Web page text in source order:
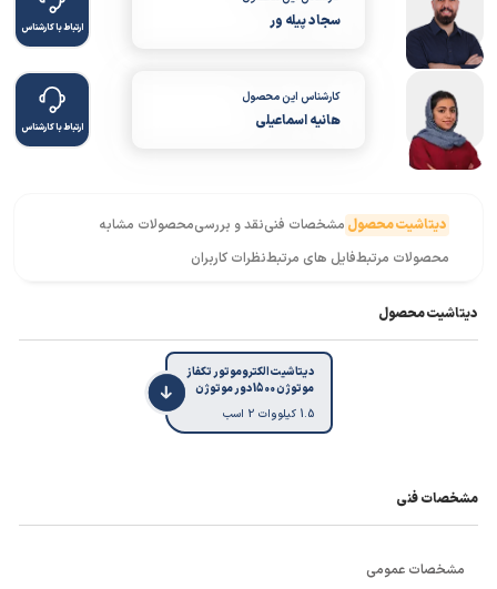
سجاد پیله ور ارتباط با کارشناس
کارشناس این محصول
هانیه اسماعیلی ارتباط با کارشناس
دیتاشیت محصول مشخصات فنینقد و بررسیمحصولات مشابه
محصولات مرتبطفایل های مرتبطنظرات کاربران
دیتاشیت محصول
دیتاشیت الکتروموتور تکفاز
موتوژن 1500 دور موتوژن
1.5 کیلووات 2 اسب
مشخصات فنی
مشخصات عمومی